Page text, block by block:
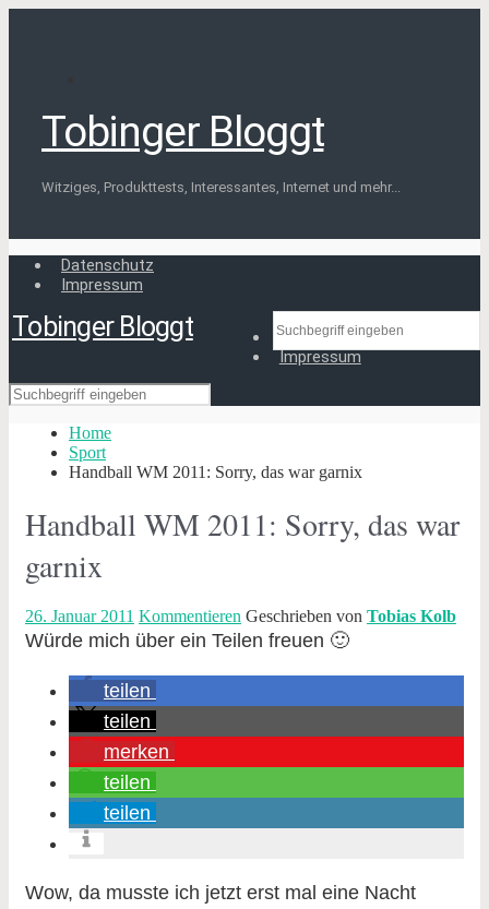
Tobinger Bloggt
Witziges, Produkttests, Interessantes, Internet und mehr...
Datenschutz
Impressum
Tobinger Bloggt
Datenschutz
Impressum
Home
Sport
Handball WM 2011: Sorry, das war garnix
Handball WM 2011: Sorry, das war
garnix
26. Januar 2011 Kommentieren Geschrieben von Tobias Kolb
Würde mich über ein Teilen freuen 🙂
teilen
teilen
merken
teilen
teilen
Wow, da musste ich jetzt erst mal eine Nacht